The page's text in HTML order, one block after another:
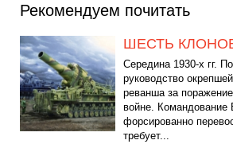
Рекомендуем почитать
ШЕСТЬ
Середина 1930-х гг.
руководство
реванша за
войне. Командование
форсированно
требует...